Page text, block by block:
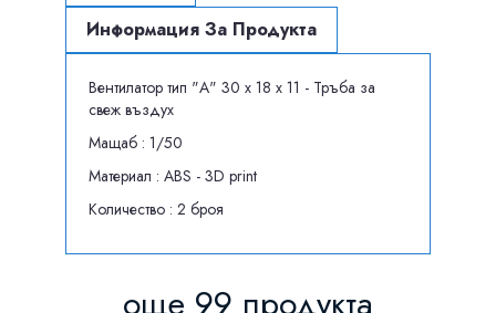
Информация За Продукта
Вентилатор тип "А" 30 x 18 x 11 - Тръба за
свеж въздух
Мащаб : 1/50
Материал : ABS - 3D print
Количество : 2 броя